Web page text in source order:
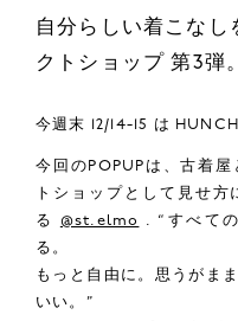
自分らしい着こなし
クトショップ 第3弾。
今週末 12/14-15 は
今回のPOPUPは、古着
トショップとして見せ
る @st.elmo
. “すべて
る。
もっと自由に。思うがま
いい。”